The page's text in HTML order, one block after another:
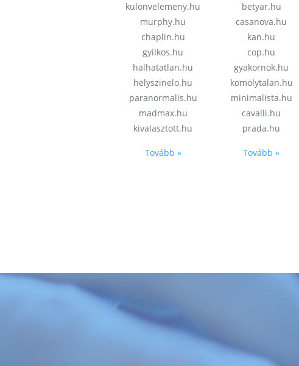
kulonvelemeny.hu
murphy.hu
chaplin.hu
gyilkos.hu
halhatatlan.hu
helyszinelo.hu
paranormalis.hu
madmax.hu
kivalasztott.hu
Tovább »
betyar.hu
casanova.hu
kan.hu
cop.hu
gyakornok.hu
komolytalan.hu
minimalista.hu
cavalli.hu
prada.hu
Tovább »